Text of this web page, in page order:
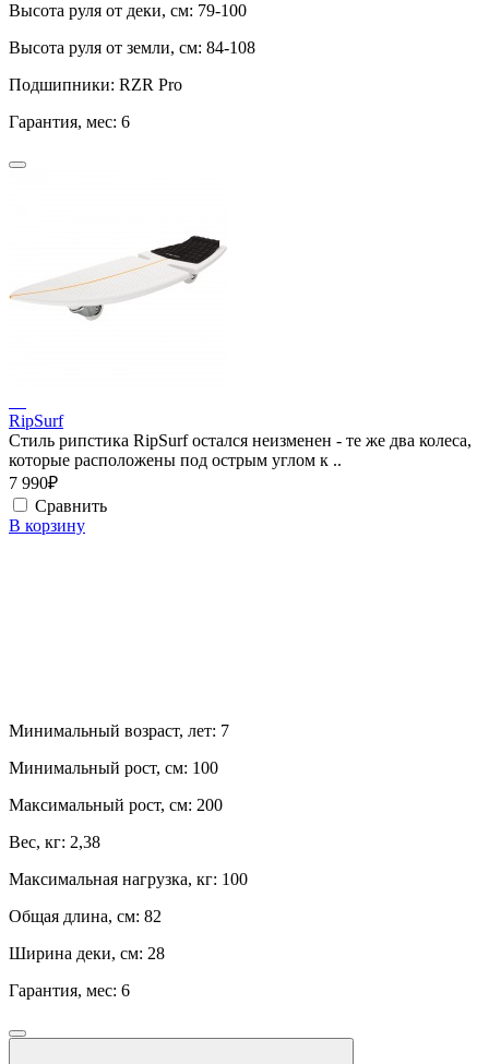
Высота руля от деки, см: 79-100
Высота руля от земли, см: 84-108
Подшипники: RZR Pro
Гарантия, мес: 6
RipSurf
Стиль рипстика RipSurf остался неизменен - те же два колеса,
которые расположены под острым углом к ..
7 990₽
Сравнить
В корзину
Минимальный возраст, лет: 7
Минимальный рост, см: 100
Максимальный рост, см: 200
Вес, кг: 2,38
Максимальная нагрузка, кг: 100
Общая длина, см: 82
Ширина деки, см: 28
Гарантия, мес: 6